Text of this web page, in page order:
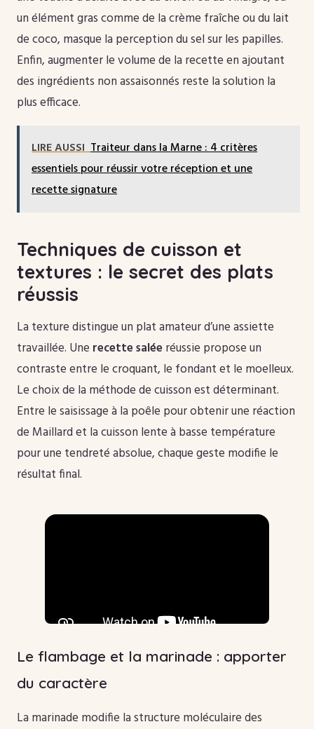
un élément gras comme de la crème fraîche ou du lait
de coco, masque la perception du sel sur les papilles.
Enfin, augmenter le volume de la recette en ajoutant
des ingrédients non assaisonnés reste la solution la
plus efficace.
LIRE AUSSI Traiteur dans la Marne : 4 critères
essentiels pour réussir votre réception et une
recette signature
Techniques de cuisson et
textures : le secret des plats
réussis
La texture distingue un plat amateur d’une assiette
travaillée. Une recette saléeréussie propose un
contraste entre le croquant, le fondant et le moelleux.
Le choix de la méthode de cuisson est déterminant.
Entre le saisissage à la poêle pour obtenir une réaction
de Maillard et la cuisson lente à basse température
pour une tendreté absolue, chaque geste modifie le
résultat final.
Le flambage et la marinade : apporter
du caractère
La marinade modifie la structure moléculaire des